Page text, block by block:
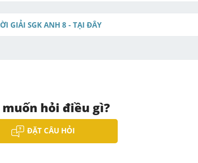
GIẢI SGK ANH 8 - TẠI ĐÂY
muốn hỏi điều gì?
ĐẶT CÂU HỎI